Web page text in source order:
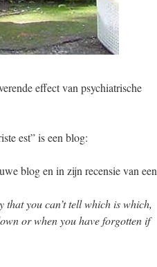
effect van psychiatrische
est” is een blog:
blog en in zijn recensie van een
you can’t tell which is which,
or when you have forgotten if